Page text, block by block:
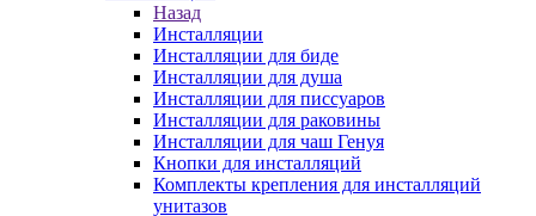
Назад
Инсталляции
Инсталляции для биде
Инсталляции для душа
Инсталляции для писсуаров
Инсталляции для раковины
Инсталляции для чаш Генуя
Кнопки для инсталляций
Комплекты крепления для инсталляций
унитазов